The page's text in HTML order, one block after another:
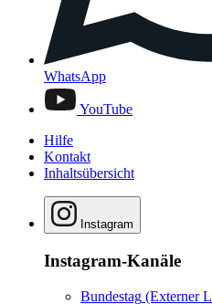
WhatsApp
YouTube
Hilfe
Kontakt
Inhaltsübersicht
Instagram
Instagram-Kanäle
Bundestag (Externer